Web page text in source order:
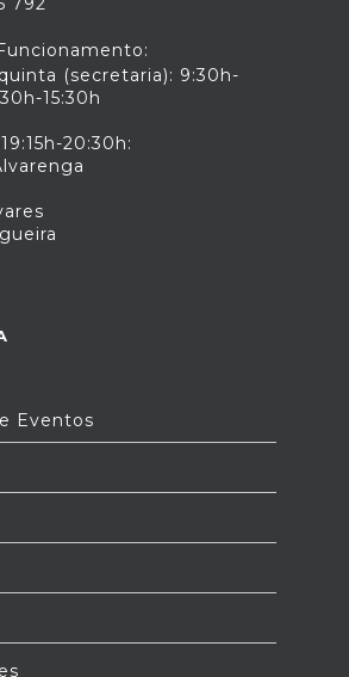
(secretaria): 9:30h-
15:30h
20:30h:
Eventos